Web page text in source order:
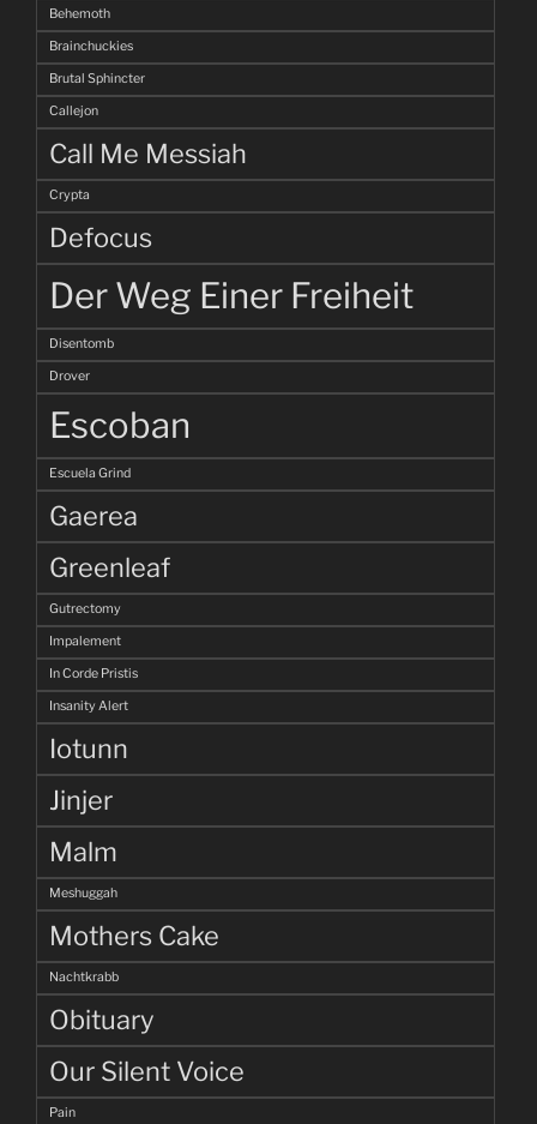
Behemoth
Brainchuckies
Brutal Sphincter
Callejon
Call Me Messiah
Crypta
Defocus
Der Weg Einer Freiheit
Disentomb
Drover
Escoban
Escuela Grind
Gaerea
Greenleaf
Gutrectomy
Impalement
In Corde Pristis
Insanity Alert
Iotunn
Jinjer
Malm
Meshuggah
Mothers Cake
Nachtkrabb
Obituary
Our Silent Voice
Pain